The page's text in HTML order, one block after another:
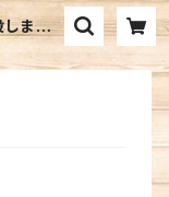
まし